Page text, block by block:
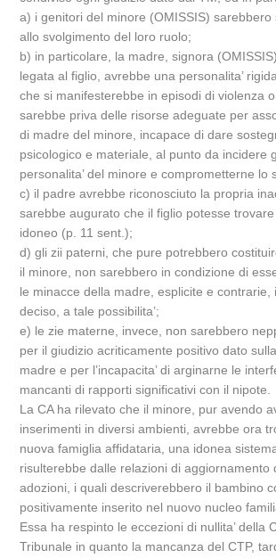
a) i genitori del minore (OMISSIS) sarebbero
allo svolgimento del loro ruolo;
b) in particolare, la madre, signora
legata al figlio, avrebbe una personalita’
che si manifesterebbe in episodi di violenza
sarebbe priva delle risorse adeguate per
di madre del minore, incapace di dare
psicologico e materiale, al punto da incidere
personalita’ del minore e comprometterne lo
c) il padre avrebbe riconosciuto la propria
sarebbe augurato che il figlio potesse trovare
idoneo (p. 11 sent.);
d) gli zii paterni, che pure potrebbero
il minore, non sarebbero in condizione di
le minacce della madre, esplicite e contrarie,
deciso, a tale possibilita’;
e) le zie materne, invece, non sarebbero
per il giudizio acriticamente positivo dato
madre e per l’incapacita’ di arginarne le
mancanti di rapporti significativi con il nipote.
La CA ha rilevato che il minore, pur avendo
inserimenti in diversi ambienti, avrebbe ora
nuova famiglia affidataria, una idonea
risulterebbe dalle relazioni di aggiornamento
adozioni, i quali descriverebbero il bambino
positivamente inserito nel nuovo nucleo
Essa ha respinto le eccezioni di nullita’ della
Tribunale in quanto la mancanza del CTP,